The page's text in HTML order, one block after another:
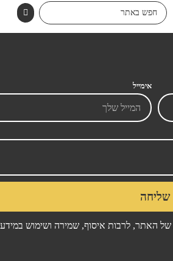
אימייל
של האתר, לרבות איסוף, שמירה ושימוש במידע
שליחה